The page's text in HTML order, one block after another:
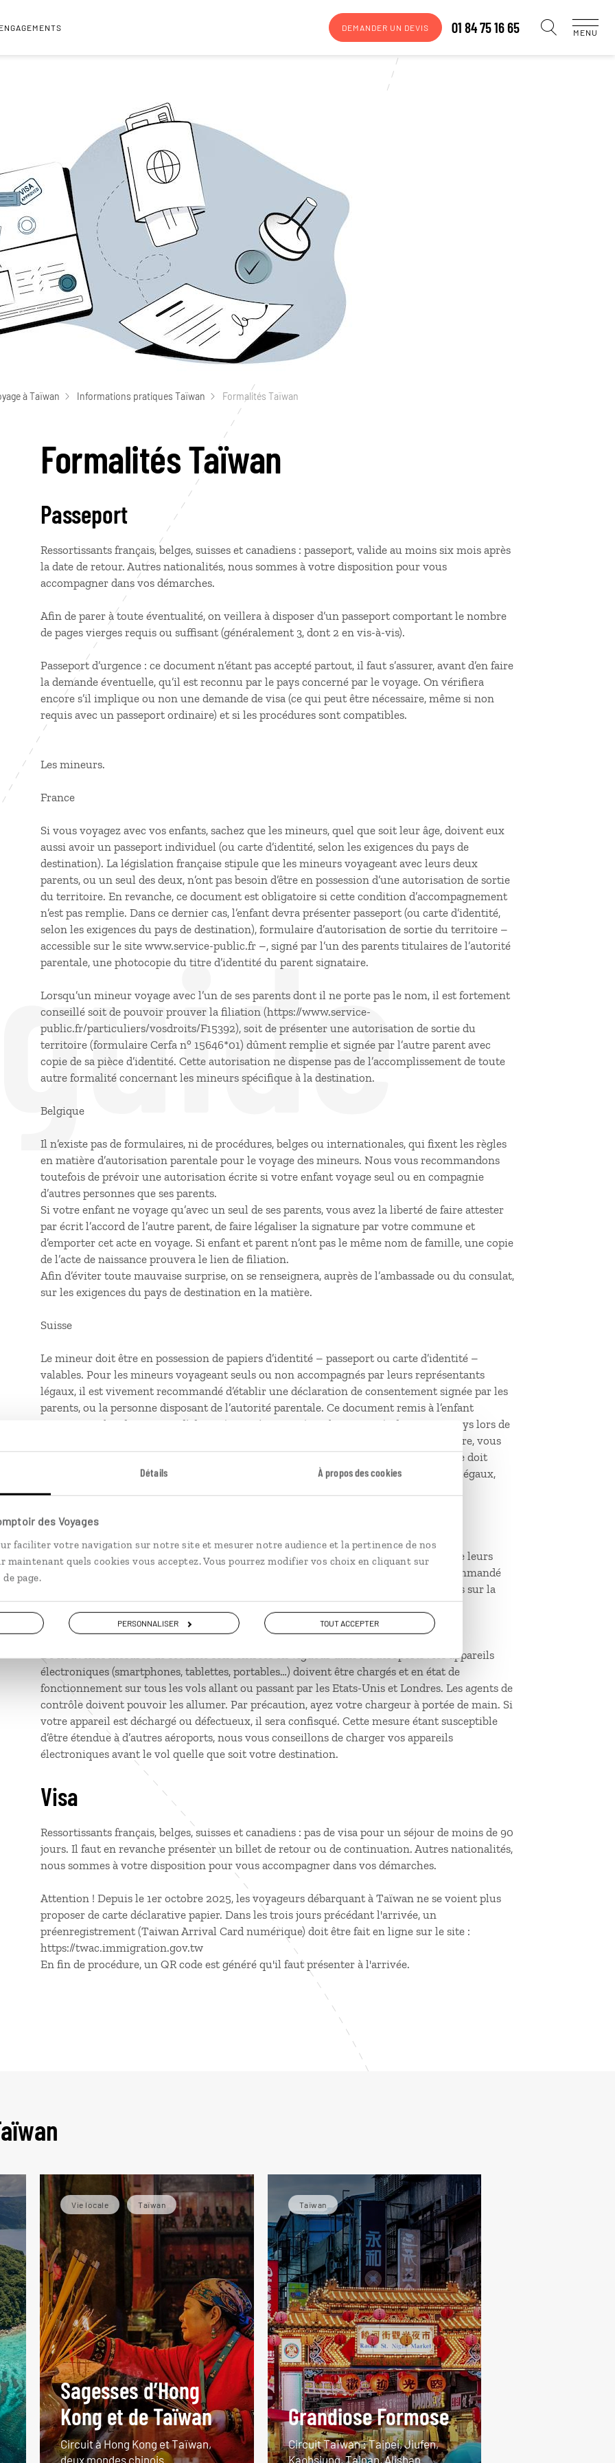
Détails À propos des cookies
des Voyages
faciliter votre navigation sur notre site et mesurer notre audience et la pertinence de nos
maintenant quels cookies vous acceptez. Vous pourrez modifier vos choix en cliquant sur
page.
PERSONNALISER TOUT ACCEPTER
DEMANDER UN DEVIS 01 84 75 16 65 MENU
à Taïwan Informations pratiques Taïwan Formalités Taïwan
Formalités Taïwan
Passeport
Ressortissants français, belges, suisses et canadiens : passeport, valide au moins six mois après
la date de retour. Autres nationalités, nous sommes à votre disposition pour vous
accompagner dans vos démarches.
Afin de parer à toute éventualité, on veillera à disposer d’un passeport comportant le nombre
de pages vierges requis ou suffisant (généralement 3, dont 2 en vis-à-vis).
Passeport d’urgence : ce document n’étant pas accepté partout, il faut s’assurer, avant d’en faire
la demande éventuelle, qu’il est reconnu par le pays concerné par le voyage. On vérifiera
encore s’il implique ou non une demande de visa (ce qui peut être nécessaire, même si non
requis avec un passeport ordinaire) et si les procédures sont compatibles.
Les mineurs.
France
Si vous voyagez avec vos enfants, sachez que les mineurs, quel que soit leur âge, doivent eux
aussi avoir un passeport individuel (ou carte d’identité, selon les exigences du pays de
destination). La législation française stipule que les mineurs voyageant avec leurs deux
parents, ou un seul des deux, n’ont pas besoin d’être en possession d’une autorisation de sortie
du territoire. En revanche, ce document est obligatoire si cette condition d’accompagnement
n’est pas remplie. Dans ce dernier cas, l’enfant devra présenter passeport (ou carte d’identité,
selon les exigences du pays de destination), formulaire d’autorisation de sortie du territoire –
accessible sur le site www.service-public.fr –, signé par l’un des parents titulaires de l’autorité
parentale, une photocopie du titre d’identité du parent signataire.
Lorsqu’un mineur voyage avec l’un de ses parents dont il ne porte pas le nom, il est fortement
conseillé soit de pouvoir prouver la filiation (https://www.service-
public.fr/particuliers/vosdroits/F15392), soit de présenter une autorisation de sortie du
territoire (formulaire Cerfa n° 15646*01) dûment remplie et signée par l’autre parent avec
copie de sa pièce d’identité. Cette autorisation ne dispense pas de l’accomplissement de toute
autre formalité concernant les mineurs spécifique à la destination.
Belgique
Il n’existe pas de formulaires, ni de procédures, belges ou internationales, qui fixent les règles
en matière d’autorisation parentale pour le voyage des mineurs. Nous vous recommandons
toutefois de prévoir une autorisation écrite si votre enfant voyage seul ou en compagnie
d’autres personnes que ses parents.
Si votre enfant ne voyage qu’avec un seul de ses parents, vous avez la liberté de faire attester
par écrit l’accord de l’autre parent, de faire légaliser la signature par votre commune et
d’emporter cet acte en voyage. Si enfant et parent n’ont pas le même nom de famille, une copie
de l’acte de naissance prouvera le lien de filiation.
Afin d’éviter toute mauvaise surprise, on se renseignera, auprès de l’ambassade ou du consulat,
sur les exigences du pays de destination en la matière.
Suisse
Le mineur doit être en possession de papiers d’identité – passeport ou carte d’identité –
valables. Pour les mineurs voyageant seuls ou non accompagnés par leurs représentants
légaux, il est vivement recommandé d’établir une déclaration de consentement signée par les
parents, ou la personne disposant de l’autorité parentale. Ce document remis à l’enfant
mineur, en plus des papiers d’identité, peut être exigé par les autorités de certains pays lors de
l’entrée sur leur territoire (ou de la sortie). Si une autorisation parentale est nécessaire, vous
pouvez l’établir, sauf exigence spécifique du pays de destination, sur papier libre. Elle doit
comporter les données personnelles et les numéros de téléphone des représentants légaux,
ainsi que la date, la durée du séjour et le motif du voyage.
Canada
Pour les enfants ressortissants canadiens voyageant seuls, accompagnés d’un seul de leurs
parents ou par leur tuteur légal, d’un groupe ou confiés aux soins d’amis, il est recommandé
qu’ils soient munis d’une lettre de consentement, dont les modalités sont accessibles sur la
page https://voyage.gc.ca/voyager/enfant/lettre-de-consentement
De nouvelles mesures de sécurité sont entrées en vigueur dans les aéroports : les appareils
électroniques (smartphones, tablettes, portables…) doivent être chargés et en état de
fonctionnement sur tous les vols allant ou passant par les Etats-Unis et Londres. Les agents de
contrôle doivent pouvoir les allumer. Par précaution, ayez votre chargeur à portée de main. Si
votre appareil est déchargé ou défectueux, il sera confisqué. Cette mesure étant susceptible
d’être étendue à d’autres aéroports, nous vous conseillons de charger vos appareils
électroniques avant le vol quelle que soit votre destination.
Visa
Ressortissants français, belges, suisses et canadiens : pas de visa pour un séjour de moins de 90
jours. Il faut en revanche présenter un billet de retour ou de continuation. Autres nationalités,
nous sommes à votre disposition pour vous accompagner dans vos démarches.
Attention ! Depuis le 1er octobre 2025, les voyageurs débarquant à Taïwan ne se voient plus
proposer de carte déclarative papier. Dans les trois jours précédant l'arrivée, un
préenregistrement (Taiwan Arrival Card numérique) doit être fait en ligne sur le site :
https://twac.immigration.gov.tw
En fin de procédure, un QR code est généré qu'il faut présenter à l'arrivée.
Vie locale Taïwan
Sagesses d’Hong
Kong et de Taïwan
Circuit à Hong Kong et Taïwan,
deux mondes chinois.
Taïwan
Grandiose Formose
Circuit Taïwan : Taipei, Jiufen,
Kaohsiung, Tainan, Alishan…